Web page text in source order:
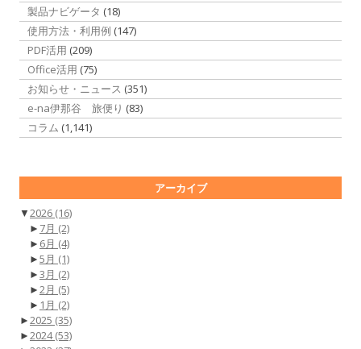
製品ナビゲータ (18)
使用方法・利用例 (147)
PDF活用 (209)
Office活用 (75)
お知らせ・ニュース (351)
e-na伊那谷 旅便り (83)
コラム (1,141)
アーカイブ
▼2026 (16)
► 7月 (2)
► 6月 (4)
►5月 (1)
►3月 (2)
►2月 (5)
► 1月 (2)
►2025 (35)
►2024(53)